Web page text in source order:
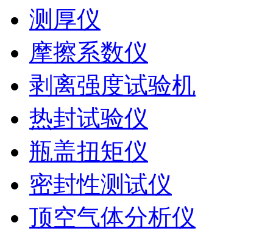
测厚仪
摩擦系数仪
剥离强度试验机
热封试验仪
瓶盖扭矩仪
密封性测试仪
顶空气体分析仪